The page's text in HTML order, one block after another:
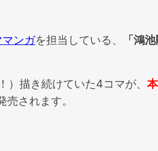
ンガを担当している、
「鴻
）描き続けていた4コマが、
されます。